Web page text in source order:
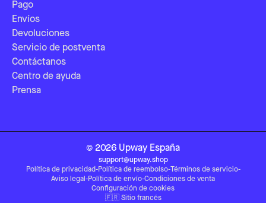
Pago
Envíos
Devoluciones
Servicio de postventa
Contáctanos
Centro de ayuda
Prensa
© 2026 Upway España
support@upway.shop
Política de privacidad-Política de reembolso-Términos de servicio-
Aviso legal -Política de envío-Condiciones de venta
Configuración de cookies
🇫🇷 Sitio francés